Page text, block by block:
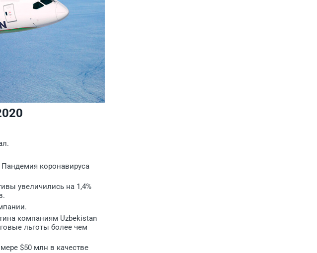
коронавируса
увеличились на 1,4%
компаниям Uzbekistan
льготы более чем
$50 млн в качестве